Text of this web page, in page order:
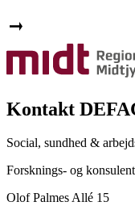
Kontakt
Social, sundhed &
Forsknings- og
Olof Palmes Allé 15